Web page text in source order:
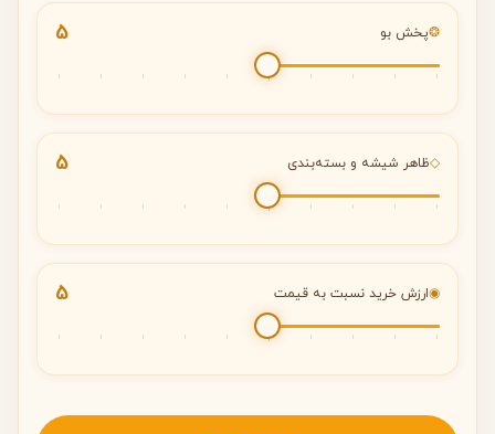
❂پخش بو 5
◇ظاهر شیشه و بسته‌بندی 5
◉ارزش خرید نسبت به قیمت 5